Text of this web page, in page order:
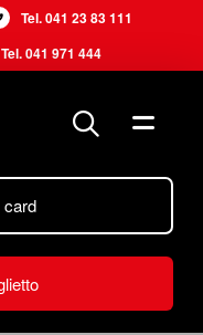
Tel. 041 23 83 111
Tel. 041 971 444
card